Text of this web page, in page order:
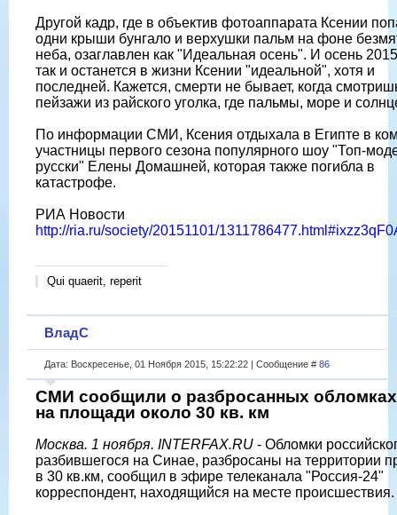
Другой кадр, где в объектив фотоаппарата Ксении
одни крыши бунгало и верхушки пальм на фоне
неба, озаглавлен как "Идеальная осень". И осень
так и останется в жизни Ксении "идеальной", хотя и
последней. Кажется, смерти не бывает, когда
пейзажи из райского уголка, где пальмы, море и
По информации СМИ, Ксения отдыхала в Египте в
участницы первого сезона популярного шоу "Топ-
русски" Елены Домашней, которая также погибла в
катастрофе.
РИА Новости
http://ria.ru/society/20151101/
Qui quaerit, reperit
ВладС
Дата: Воскресенье, 01 Ноября 2015, 15:22:22 | Сообщение # 86
СМИ сообщили о разбросанных
на площади около 30 кв. км
Москва. 1 ноября. INTERFAX.RU - Обломки
разбившегося на Синае, разбросаны на территории
в 30 кв.км, сообщил в эфире телеканала "Россия-24"
корреспондент, находящийся на месте происшествия.